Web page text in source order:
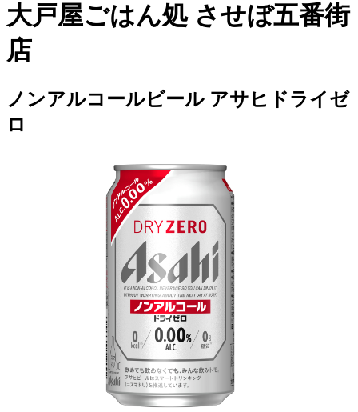
大戸屋ごはん処 させぼ五番街
店
ノンアルコールビール アサヒドライゼ
ロ